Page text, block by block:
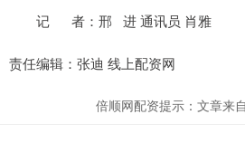
记 者：邢 进 通讯员 肖雅
责任编辑：张迪 线上配资网
倍顺网配资提示：文章来